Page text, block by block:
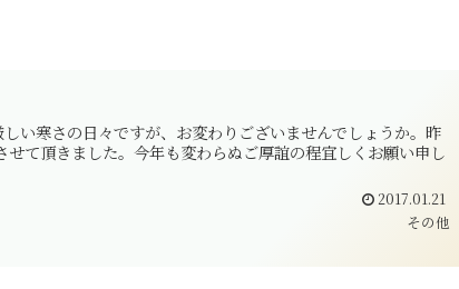
い寒さの日々ですが、お変わりございませんでしょうか。昨
て頂きました。今年も変わらぬご厚誼の程宜しくお願い申し
2017.01.21
その他